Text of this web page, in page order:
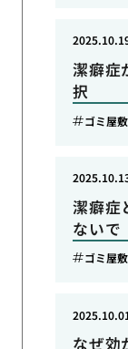
潔癖症
択
ゴミ屋敷
潔癖症
ないで
ゴミ屋敷
なぜ効